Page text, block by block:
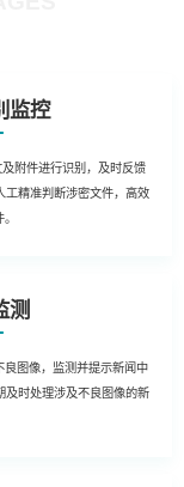
监控
附件进行识别，及时反馈
工精准判断涉密文件，高效
测
图像，监测并提示新闻中
及时处理涉及不良图像的新